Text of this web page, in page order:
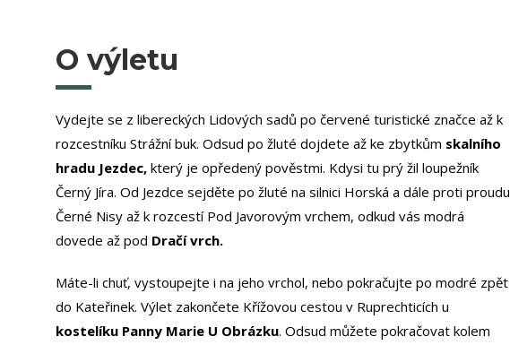
O výletu
Vydejte se z libereckých Lidových sadů po červené turistické značce až k
rozcestníku Strážní buk. Odsud po žluté dojdete až ke zbytkům skalního
hradu Jezdec, který je opředený pověstmi. Kdysi tu prý žil loupežník
Černý Jíra. Od Jezdce sejděte po žluté na silnici Horská a dále proti proudu
Černé Nisy až k rozcestí Pod Javorovým vrchem, odkud vás modrá
dovede až pod Dračí vrch.
Máte-li chuť, vystoupejte i na jeho vrchol, nebo pokračujte po modré zpět
do Kateřinek. Výlet zakončete Křížovou cestou v Ruprechticích u
kostelíku Panny Marie U Obrázku. Odsud můžete pokračovat kolem